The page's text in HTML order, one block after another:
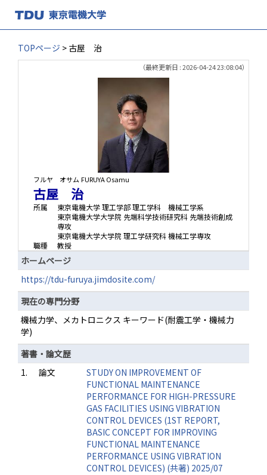
TOPページ > 古屋 治
（最終更新日 : 2026-04-24 23:08:04）
フルヤ オサム FURUYA Osamu
古屋 治
所属
東京電機大学 理工学部 理工学科 機械工学系
東京電機大学大学院 先端科学技術研究科 先端技術創成
専攻
東京電機大学大学院 理工学研究科 機械工学専攻
職種
教授
ホームページ
https://tdu-furuya.jimdosite.com/
現在の専門分野
機械力学、メカトロニクス キーワード(耐震工学・機械力
学)
著書・論文歴
1.
論文
STUDY ON IMPROVEMENT OF
FUNCTIONAL MAINTENANCE
PERFORMANCE FOR HIGH-PRESSURE
GAS FACILITIES USING VIBRATION
CONTROL DEVICES (1ST REPORT,
BASIC CONCEPT FOR IMPROVING
FUNCTIONAL MAINTENANCE
PERFORMANCE USING VIBRATION
CONTROL DEVICES) (共著) 2025/07